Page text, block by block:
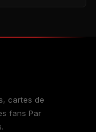
cartes de
fans Par